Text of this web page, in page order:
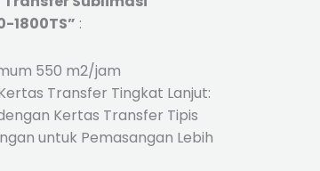
1800TS” :
550 m2/jam
Transfer Tingkat Lanjut:
Kertas Transfer Tipis
untuk Pemasangan Lebih